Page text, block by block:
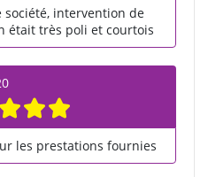
société, intervention de
était très poli et courtois
les prestations fournies